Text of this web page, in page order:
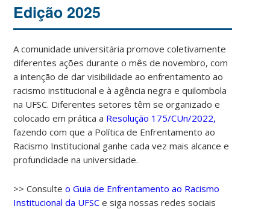
Edição 2025
A comunidade universitária promove coletivamente
diferentes ações durante o mês de novembro, com
a intenção de dar visibilidade ao enfrentamento ao
racismo institucional e à agência negra e quilombola
na UFSC. Diferentes setores têm se organizado e
colocado em prática a Resolução 175/CUn/2022,
fazendo com que a Política de Enfrentamento ao
Racismo Institucional ganhe cada vez mais alcance e
profundidade na universidade.
>> Consulteo Guia de Enfrentamento ao Racismo
Institucional da UFSC e siga nossas redes sociais